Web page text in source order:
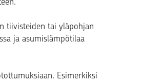
tiivisteiden tai yläpohjan
ja asumislämpötilaa
Esimerkiksi